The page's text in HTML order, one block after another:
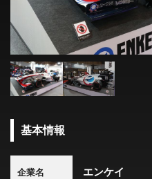
基本情報
企業名 エンケイ